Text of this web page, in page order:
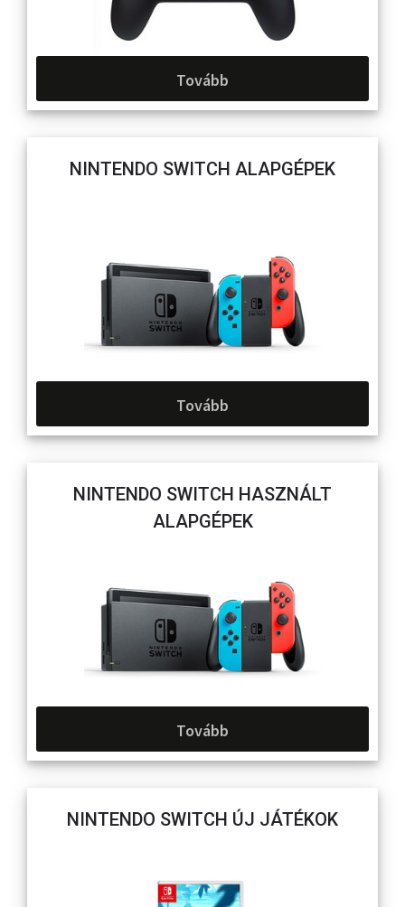
Tovább
NINTENDO SWITCH ALAPGÉPEK
Tovább
NINTENDO SWITCH HASZNÁLT
ALAPGÉPEK
Tovább
NINTENDO SWITCH ÚJ JÁTÉKOK